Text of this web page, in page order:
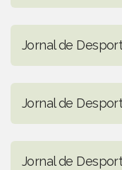
Jornal de
Jornal de
Jornal de